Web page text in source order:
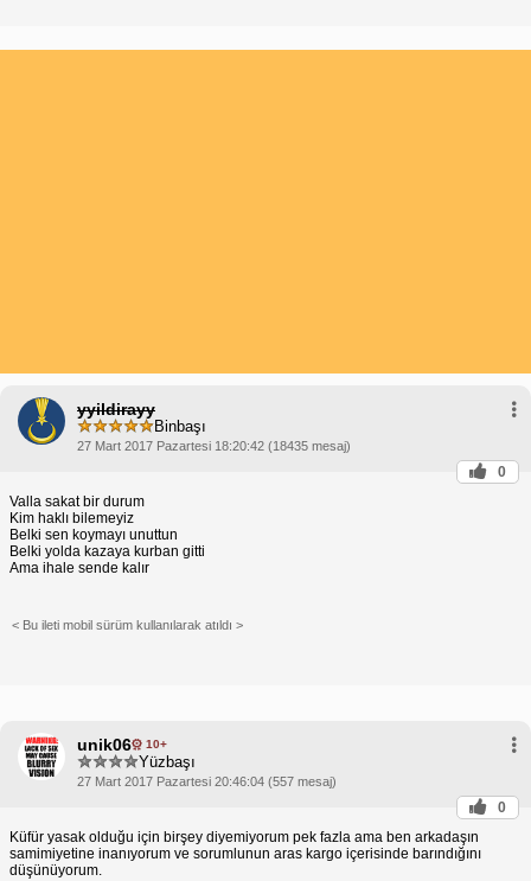
yyildirayy
Binbaşı
27 Mart 2017 Pazartesi 18:20:42 (18435 mesaj)
0
Valla sakat bir durum
Kim haklı bilemeyiz
Belki sen koymayı unuttun
Belki yolda kazaya kurban gitti
Ama ihale sende kalır
< Bu ileti mobil sürüm kullanılarak atıldı >
unik06 10+
Yüzbaşı
27 Mart 2017 Pazartesi 20:46:04 (557 mesaj)
0
Küfür yasak olduğu için birşey diyemiyorum pek fazla ama ben arkadaşın
samimiyetine inanıyorum ve sorumlunun aras kargo içerisinde barındığını
düşünüyorum.